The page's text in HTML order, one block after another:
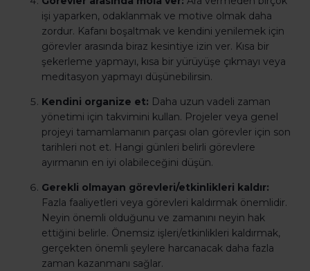
işi yaparken, odaklanmak ve motive olmak daha
zordur. Kafanı boşaltmak ve kendini yenilemek için
görevler arasında biraz kesintiye izin ver. Kısa bir
şekerleme yapmayı, kısa bir yürüyüşe çıkmayı veya
meditasyon yapmayı düşünebilirsin.
Kendini organize et: Daha uzun vadeli zaman
yönetimi için takvimini kullan. Projeler veya genel
projeyi tamamlamanın parçası olan görevler için son
tarihleri ​​not et. Hangi günleri belirli görevlere
ayırmanın en iyi olabileceğini düşün.
Gerekli olmayan görevleri/etkinlikleri kaldır:
Fazla faaliyetleri veya görevleri kaldırmak önemlidir.
Neyin önemli olduğunu ve zamanını neyin hak
ettiğini belirle. Önemsiz işleri/etkinlikleri kaldırmak,
gerçekten önemli şeylere harcanacak daha fazla
zaman kazanmanı sağlar.